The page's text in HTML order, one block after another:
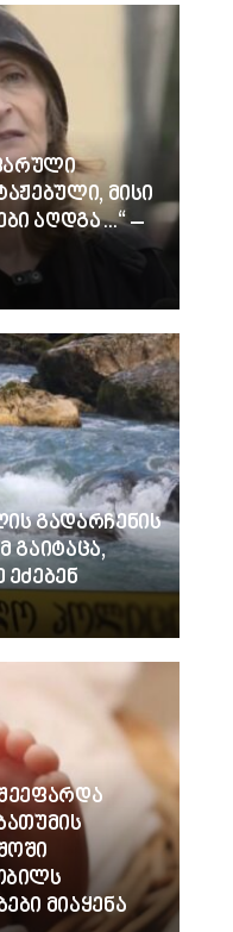
მისი
აღდგა…“ –
გადარჩენის
გაიტაცა,
მიაყენა